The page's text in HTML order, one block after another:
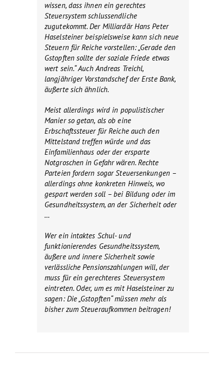
wissen, dass ihnen ein gerechtes
Steuersystem schlussendliche
zugutekommt. Der Milliardär Hans Peter
Haselsteiner beispielsweise kann sich neue
Steuern für Reiche vorstellen: „Gerade den
Gstopften sollte der soziale Friede etwas
wert sein.“ Auch Andreas Treichl,
langjähriger Vorstandschef der Erste Bank,
äußerte sich ähnlich.
Meist allerdings wird in populistischer
Manier so getan, als ob eine
Erbschaftssteuer für Reiche auch den
Mittelstand treffen würde und das
Einfamilienhaus oder der ersparte
Notgroschen in Gefahr wären. Rechte
Parteien fordern sogar Steuersenkungen –
allerdings ohne konkreten Hinweis, wo
gespart werden soll – bei Bildung oder im
Gesundheitssystem, an der Sicherheit oder
…
Wer ein intaktes Schul- und
funktionierendes Gesundheitssystem,
äußere und innere Sicherheit sowie
verlässliche Pensionszahlungen will, der
muss für ein gerechteres Steuersystem
eintreten. Oder, um es mit Haselsteiner zu
sagen: Die „Gstopften“ müssen mehr als
bisher zum Steueraufkommen beitragen!